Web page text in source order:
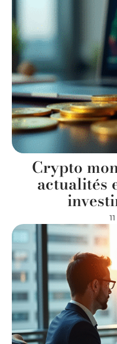
Crypto
actualités